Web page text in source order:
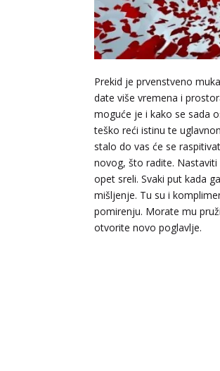
Prekid je prvenstveno
date više vremena i
moguće je i kako se sada
teško reći istinu te
stalo do vas će se
novog, što radite.
opet sreli. Svaki put kada
mišljenje. Tu su i
pomirenju. Morate mu
otvorite novo poglavlje.